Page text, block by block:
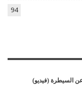
94
السيطرة (فيديو)